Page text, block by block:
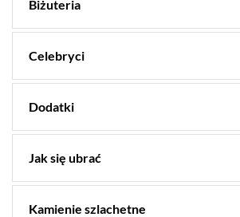
Biżuteria
Celebryci
Dodatki
Jak się ubrać
Kamienie szlachetne